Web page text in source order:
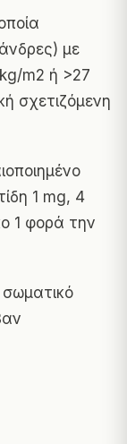
με
m2 ή >27
σχετιζόμενη
1 mg, 4
1 φορά την